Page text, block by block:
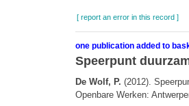
[ report an error in this record ]
one publication added to
Speerpunt
De Wolf, P. (2012).
Openbare Werken: